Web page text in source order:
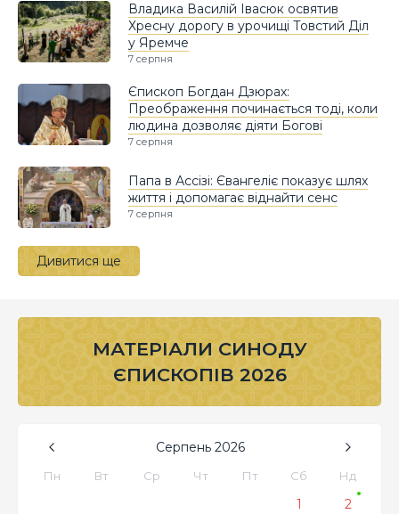
Владика Василій Івасюк освятив
Хресну дорогу в урочищі Товстий Діл
у Яремче
7 серпня
Єпископ Богдан Дзюрах:
Преображення починається тоді, коли
людина дозволяє діяти Богові
7 серпня
Папа в Ассізі: Євангеліє показує шлях
життя і допомагає віднайти сенс
7 серпня
Дивитися ще
МАТЕРІАЛИ СИНОДУ
ЄПИСКОПІВ 2026
Серпень 2026
Пн Вт Ср Чт Пт Сб Нд
1
2